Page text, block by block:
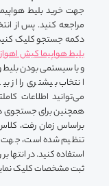
جهت خرید بلیط
مراجعه کنید. پس از
دکمه جستجو کلیک کنید.
بلیط هواپیما کیش اهواز
و یا سیستمی بودن
انتخاب بیشتری را از
می‌توانید اطلاعات
همچنین برای جستجوی
براساس زمان رفت،
تنظیم شده است، جهت
استفاده کنید. در انتها
ثبت مشخصات کلیک